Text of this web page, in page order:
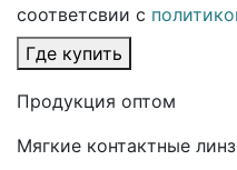
соответсвии с
Где купить
Продукция оптом
Мягкие контактные